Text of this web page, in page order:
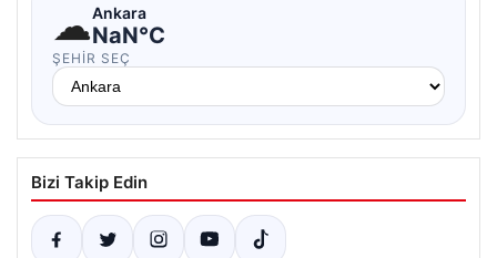
☁Ankara
NaN°C
ŞEHIR SEÇ
Bizi Takip Edin